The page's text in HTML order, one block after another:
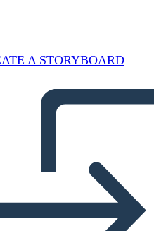
A STORYBOARD